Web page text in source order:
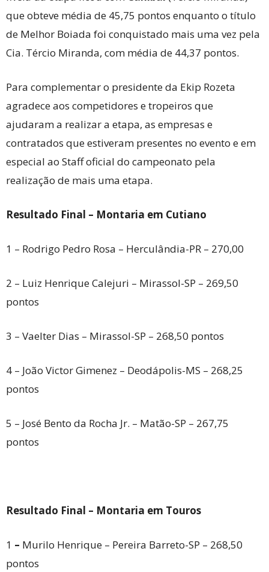
que obteve média de 45,75 pontos enquanto o título
de Melhor Boiada foi conquistado mais uma vez pela
Cia. Tércio Miranda, com média de 44,37 pontos.
Para complementar o presidente da Ekip Rozeta
agradece aos competidores e tropeiros que
ajudaram a realizar a etapa, as empresas e
contratados que estiveram presentes no evento e em
especial ao Staff oficial do campeonato pela
realização de mais uma etapa.
Resultado Final – Montaria em Cutiano
1 – Rodrigo Pedro Rosa – Herculândia-PR – 270,00
2 – Luiz Henrique Calejuri – Mirassol-SP – 269,50
pontos
3 – Vaelter Dias – Mirassol-SP – 268,50 pontos
4 – João Victor Gimenez – Deodápolis-MS – 268,25
pontos
5 – José Bento da Rocha Jr. – Matão-SP – 267,75
pontos
Resultado Final – Montaria em Touros
1 – Murilo Henrique – Pereira Barreto-SP – 268,50
pontos